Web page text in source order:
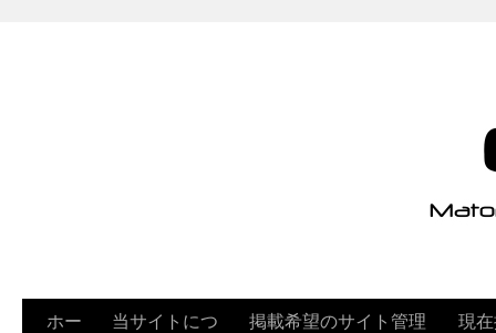
ホー
当サイトにつ
掲載希望のサイト管理
現